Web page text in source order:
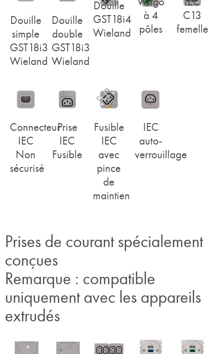
Douille
simple
GST18i3
Wieland
Douille
double
GST18i3
Wieland
Douille
GST18i4
Wieland
à 4
pôles
C13
femelle
Connecteur
IEC
Non
sécurisé
Prise
IEC
Fusible
Fusible
IEC
avec
pince
de
maintien
IEC
auto-
verrouillage
Prises de courant spécialement
conçues
Remarque : compatible
uniquement avec les appareils
extrudés